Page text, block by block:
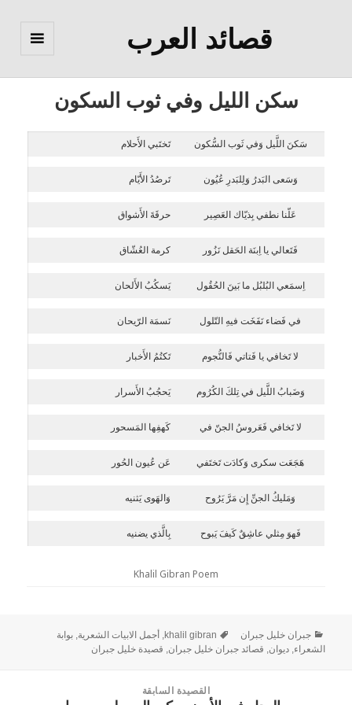
قصائد العرب
سكن الليل وفي ثوب السكون
سَكنَ اللَّيل وَفي ثَوب السُّكون تَختَبي الأَحلام
وَسَعى البَدرُ وَلِلبَدرِ عُيُون تَرصُدُ الأَيّام
عَلّنا نطفي بِذيّاك العَصِير حرقَةَ الأَشواق
فَتَعالي يا اِبنَة الحَقل نَزُور كرمة العُشّاق
اِسمَعي البُلبُل ما بَينَ الحُقُول يَسكُبُ الأَلحان
في فَضاء نَفَخَت فيهِ التّلول نَسمَة الرّيحان
لا تَخافي يا فَتاتي فَالنُّجوم تَكتُمُ الأَخبار
وَضَبابُ اللَّيل في تِلكَ الكُرُوم يَحجُبُ الأَسرار
لا تَخافي فَعَروسُ الجنّ في كَهفِها المَسحور
هَجَعَت سكرى وَكادَت تَختَفي عَن عُيون الحُور
وَمَليكُ الجنِّ إِن مَرَّ يَرُوح وَالهَوى يَثنيه
فَهوَ مِثلي عاشِقٌ كَيفَ يَبوح بِالَّذي يضنيه
Khalil Gibran Poem
جبران خليل جبران khalil gibran
, أجمل الابيات الشعرية,بوابة
الشعراء,ديوان, قصائد جبران خليل جبران, قصيدة خليل جبران
القصيدة السابقة